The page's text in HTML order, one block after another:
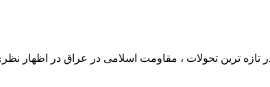
تازه ترین تحولات ، مقاومت اسلامی در عراق در اظهار